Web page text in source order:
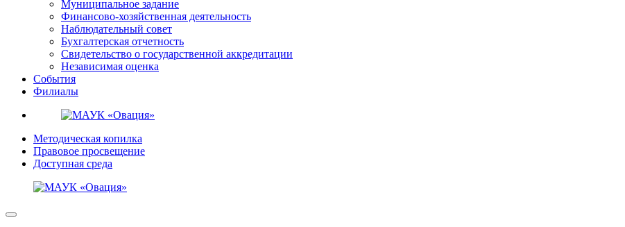
Муниципальное задание
Финансово-хозяйственная деятельность
Наблюдательный совет
Бухгалтерская отчетность
Свидетельство о государственной аккредитации
Независимая оценка
События
Филиалы
Методическая копилка
Правовое просвещение
Доступная среда